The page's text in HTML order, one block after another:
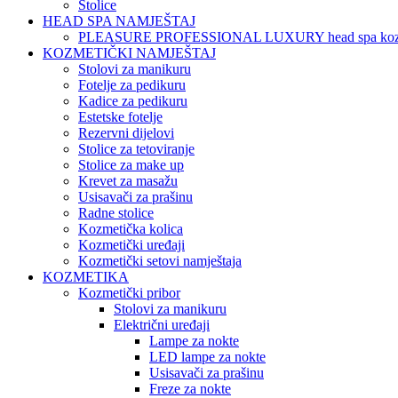
Stolice
HEAD SPA NAMJEŠTAJ
PLEASURE PROFESSIONAL LUXURY head spa
KOZMETIČKI NAMJEŠTAJ
Stolovi za manikuru
Fotelje za pedikuru
Kadice za pedikuru
Estetske fotelje
Rezervni dijelovi
Stolice za tetoviranje
Stolice za make up
Krevet za masažu
Usisavači za prašinu
Radne stolice
Kozmetička kolica
Kozmetički uređaji
Kozmetički setovi namještaja
KOZMETIKA
Kozmetički pribor
Stolovi za manikuru
Električni uređaji
Lampe za nokte
LED lampe za nokte
Usisavači za prašinu
Freze za nokte